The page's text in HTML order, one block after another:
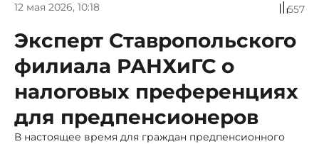
12 мая 2026, 10:18 557
Эксперт Ставропольского
филиала РАНХиГС о
налоговых преференциях
для предпенсионеров
В настоящее время для граждан предпенсионного